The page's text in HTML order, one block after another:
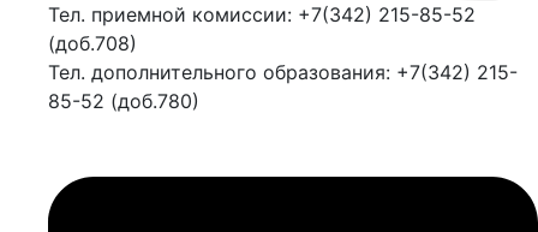
Тел. приемной комиссии: +7(342) 215-85-52
(доб.708)
Тел. дополнительного образования: +7(342) 215-
85-52 (доб.780)